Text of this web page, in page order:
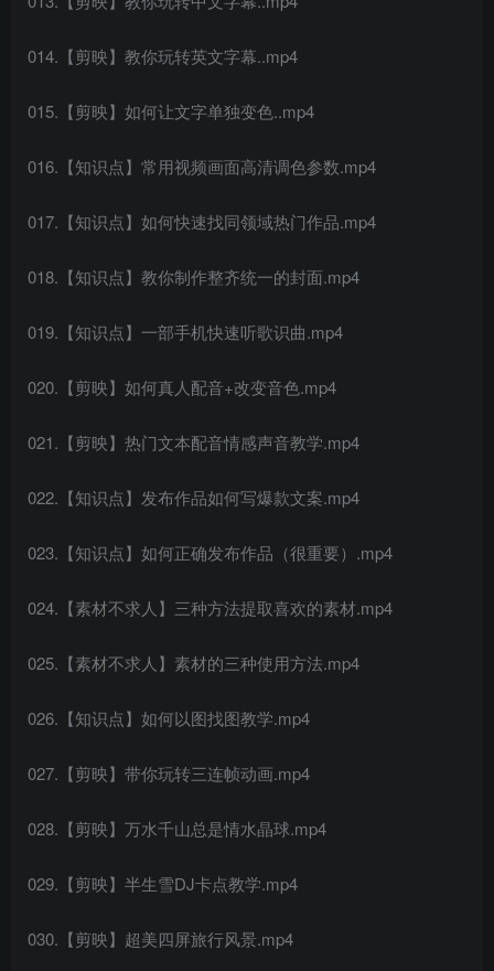
014.【剪映】教你玩转英文字幕..mp4
015.【剪映】如何让文字单独变色..mp4
016.【知识点】常用视频画面高清调色参数.mp4
017.【知识点】如何快速找同领域热门作品.mp4
018.【知识点】教你制作整齐统一的封面.mp4
019.【知识点】一部手机快速听歌识曲.mp4
020.【剪映】如何真人配音+改变音色.mp4
021.【剪映】热门文本配音情感声音教学.mp4
022.【知识点】发布作品如何写爆款文案.mp4
023.【知识点】如何正确发布作品（很重要）.mp4
024.【素材不求人】三种方法提取喜欢的素材.mp4
025.【素材不求人】素材的三种使用方法.mp4
026.【知识点】如何以图找图教学.mp4
027.【剪映】带你玩转三连帧动画.mp4
028.【剪映】万水千山总是情水晶球.mp4
029.【剪映】半生雪DJ卡点教学.mp4
030.【剪映】超美四屏旅行风景.mp4